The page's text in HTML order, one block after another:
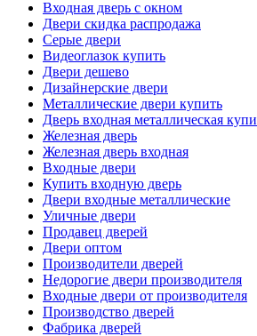
Входная дверь с окном
Двери скидка распродажа
Серые двери
Видеоглазок купить
Двери дешево
Дизайнерские двери
Металлические двери купить
Дверь входная металлическая
Железная дверь
Железная дверь входная
Входные двери
Купить входную дверь
Двери входные металлические
Уличные двери
Продавец дверей
Двери оптом
Производители дверей
Недорогие двери производителя
Входные двери от производителя
Производство дверей
Фабрика дверей